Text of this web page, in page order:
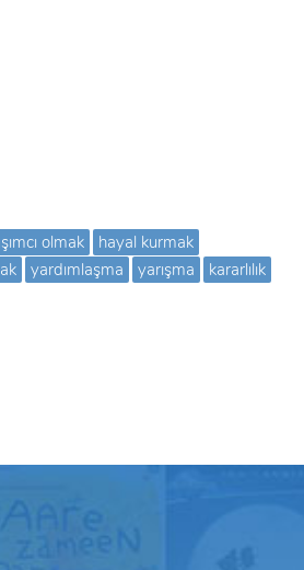
olmak
hayal kurmak
yardımlaşma yarışma kararlılık